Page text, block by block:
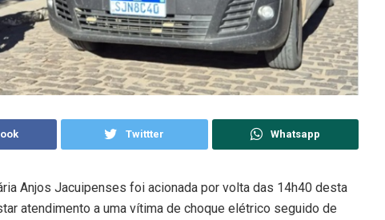
Twittter Whatsapp
Anjos Jacuipenses foi acionada por volta das 14h40 desta
atendimento a uma vítima de choque elétrico seguido de